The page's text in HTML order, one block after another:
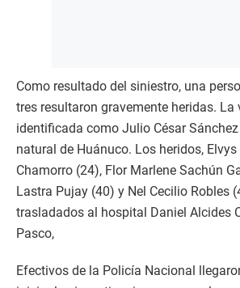
Como resultado del siniestro, una
tres resultaron gravemente heridas.
identificada como Julio César
natural de Huánuco. Los heridos,
Chamorro (24), Flor Marlene Sachún
Lastra Pujay (40) y Nel Cecilio Robles
trasladados al hospital Daniel Alcides
Pasco,
Efectivos de la Policía Nacional